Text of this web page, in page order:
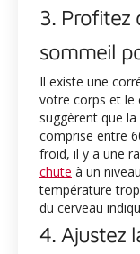
3. Profitez
sommeil
Il existe une
votre corps et le
suggèrent que la
comprise entre
froid, il y a une
chute à un
température
du cerveau
4. Ajustez